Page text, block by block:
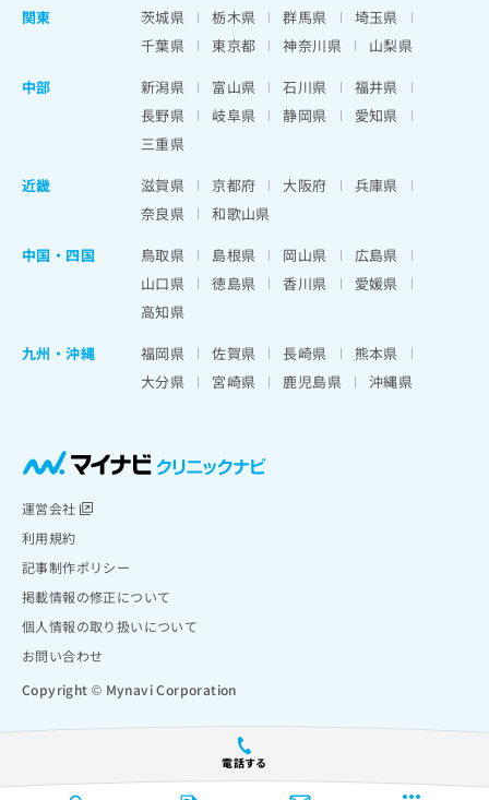
電話する
関東
茨城県 栃木県 群馬県
埼玉県
千葉県
東京都 神奈川県
山梨県
中部
新潟県 富山県 石川県
福井県
長野県
岐阜県 静岡県
愛知県
三重県
近畿
滋賀県 京都府 大阪府
兵庫県
奈良県
和歌山県
中国・四国
鳥取県 島根県 岡山県
広島県
山口県
徳島県 香川県
愛媛県
高知県
九州・沖縄
福岡県 佐賀県 長崎県
熊本県
大分県
宮崎県 鹿児島県 沖縄県
運営会社
利用規約
記事制作ポリシー
掲載情報の修正について
個人情報の取り扱いについて
お問い合わせ
Copyright © Mynavi Corporation